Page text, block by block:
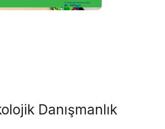
Danışmanlık